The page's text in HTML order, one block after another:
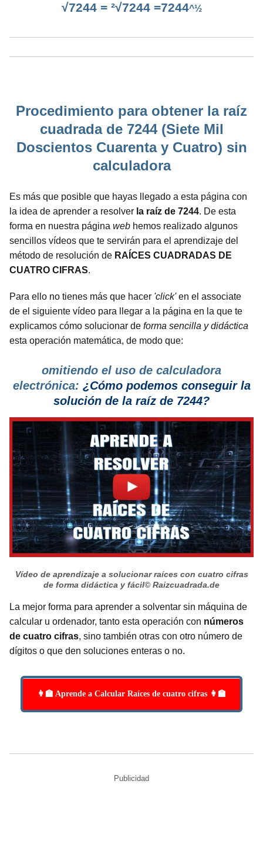
√7244 = ²√7244 =7244^½
Procedimiento para obtener la raíz
cuadrada de 7244 (Siete Mil
Doscientos Cuarenta y Cuatro) sin
calculadora
Es más que posible que hayas llegado a esta página con
la idea de aprender a resolver la raíz de 7244. De esta
forma en nuestra página web hemos realizado algunos
sencillos vídeos que te servirán para el aprendizaje del
método de resolución de RAÍCES CUADRADAS DE
CUATRO CIFRAS.
Para ello no tienes más que hacer 'click'en el associate
de el siguiente vídeo para llegar a la página en la que te
explicamos cómo solucionar de forma sencilla y didáctica
esta operación matemática, de modo que:
omitiendo el uso de calculadora
electrónica: ¿Cómo podemos conseguir la
solución de la raíz de 7244?
Vídeo de aprendizaje a solucionar raíces con cuatro cifras
de forma didáctica y fácil© Raizcuadrada.de
La mejor forma para aprender a solventar sin máquina de
calcular u ordenador, tanto esta operación con números
de cuatro cifras, sino también otras con otro número de
dígitos o que den soluciones enteras o no.
👩‍🏫 Aprende a Calcular Raíces de cuatro cifras 👩‍🏫
Publicidad